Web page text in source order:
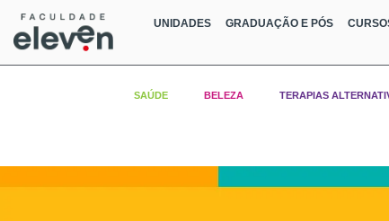
UNIDADES GRADUAÇÃO E PÓS
SAÚDE BELEZA TERAPIAS